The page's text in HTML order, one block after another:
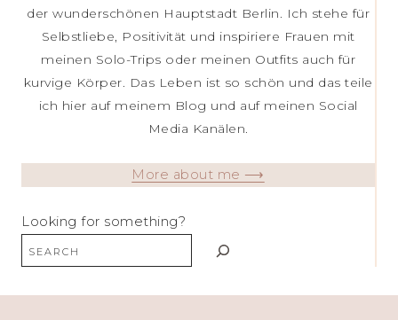
der wunderschönen Hauptstadt Berlin. Ich stehe für
Selbstliebe, Positivität und inspiriere Frauen mit
meinen Solo-Trips oder meinen Outfits auch für
kurvige Körper. Das Leben ist so schön und das teile
ich hier auf meinem Blog und auf meinen Social
Media Kanälen.
More about me ⟶
Looking for something?